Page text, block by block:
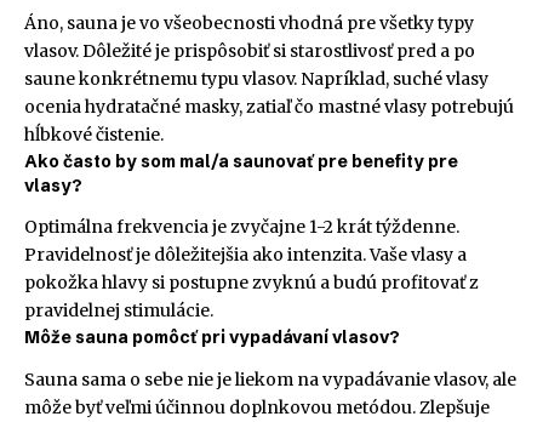
Áno, sauna je vo všeobecnosti vhodná pre všetky typy
vlasov. Dôležité je prispôsobiť si starostlivosť pred a po
saune konkrétnemu typu vlasov. Napríklad, suché vlasy
ocenia hydratačné masky, zatiaľ čo mastné vlasy potrebujú
hĺbkové čistenie.
Ako často by som mal/a saunovať pre benefity pre
vlasy?
Optimálna frekvencia je zvyčajne 1-2 krát týždenne.
Pravidelnosť je dôležitejšia ako intenzita. Vaše vlasy a
pokožka hlavy si postupne zvyknú a budú profitovať z
pravidelnej stimulácie.
Môže sauna pomôcť pri vypadávaní vlasov?
Sauna sama o sebe nie je liekom na vypadávanie vlasov, ale
môže byť veľmi účinnou doplnkovou metódou. Zlepšuje